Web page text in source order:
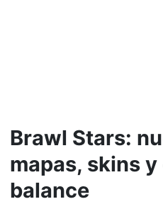
Brawl Stars:
mapas, skins
balance